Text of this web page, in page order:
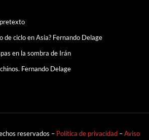
de ciclo en Asia? Fernando Delage
en la sombra de Irán
Fernando Delage
reservados – Política de privacidad –Aviso